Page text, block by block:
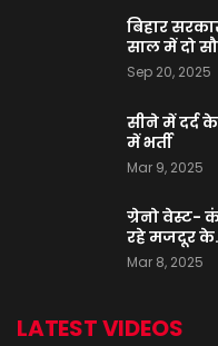
बिहार
साल में दो
Sep 20, 2025
सीने में दर्द
में भर्ती
Mar 9, 2025
ग्रेनो वेस्ट-
रहे मजदूर
Mar 8, 2025
LATEST VIDEOS